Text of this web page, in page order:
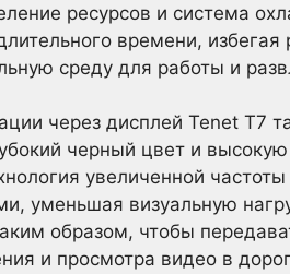
ресурсов и система
времени,
среду для работы и
через дисплей Tenet T7
черный цвет и
увеличенной
уменьшая визуальную
образом, чтобы
и просмотра видео в